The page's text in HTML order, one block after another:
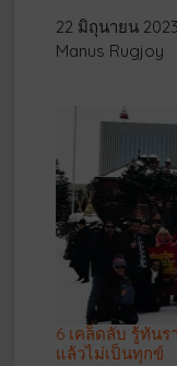
Date
22 มิถุนายน 2023
Author
Manus Rugjoy
6 เคล็ดลับ รู้ทันร
แล้วไม่เป็นทุกข์